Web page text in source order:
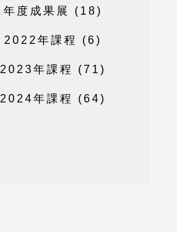
年 度 成果 展 ( 1 8)
2 0 2 2 年課 程 (6)
2 0 2 3年課 程 (7 1 )
2 0 2 4年課 程 (64)